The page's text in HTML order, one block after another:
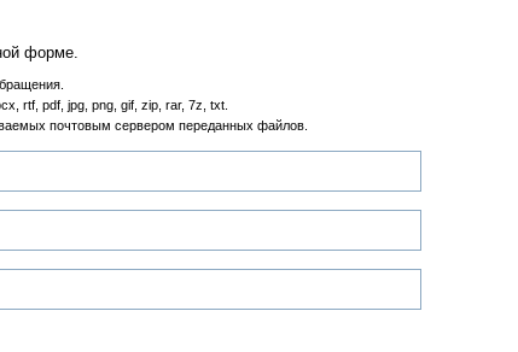
форме.
rtf, pdf, jpg, png, gif, zip, rar, 7z, txt.
почтовым сервером переданных файлов.